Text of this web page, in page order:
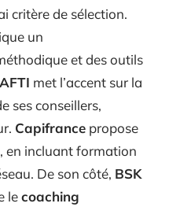
critère de sélection.
un
et des outils
met l’accent sur la
ses conseillers,
Capifrance propose
en incluant formation
De son côté, BSK
lecoaching